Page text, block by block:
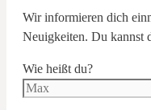
Wir informieren dich
Neuigkeiten. Du kannst
Wie heißt du?